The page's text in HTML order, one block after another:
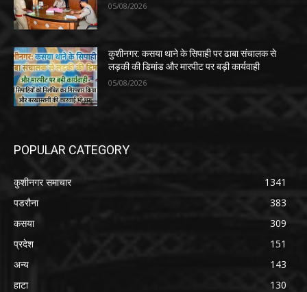
05/08/2026
कुशीनगर: कसया थाने के सिपाही पर ढाबा संचालक से
लड़की की डिमांड और मारपीट पर बड़ी कार्यवाही
05/08/2026
POPULAR CATEGORY
कुशीनगर समाचार
1341
पडरौना
383
कसया
309
प्रदेश
151
अन्य
143
हाटा
130